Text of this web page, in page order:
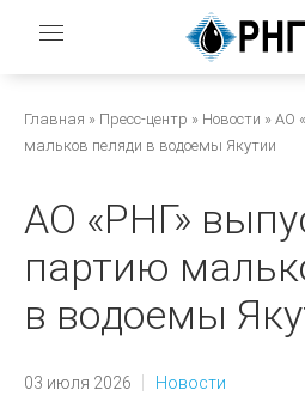
основному
Строка
Главная Пресс-центр Новости
АО
мальков пеляди в водоемы Якутии
АО «РНГ»
партию
в водоемы
03 июля 2026 Новости